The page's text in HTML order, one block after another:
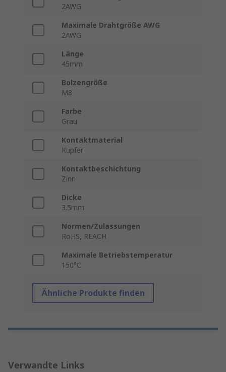
2AWG
Maximale Drahtgröße AWG
2AWG
Länge
45mm
Bolzengröße
M8
Farbe
Grau
Kontaktmaterial
Kupfer
Kontaktbeschichtung
Zinn
Dicke
3.5mm
Normen/Zulassungen
RoHS, REACH
Maximale Betriebstemperatur
150°C
Ähnliche Produkte finden
Verwandte Links